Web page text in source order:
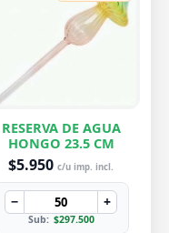
RESERVA DE AGUA
HONGO 23.5 CM
$5.950 c/u imp. incl.
− +
Sub: $297.500